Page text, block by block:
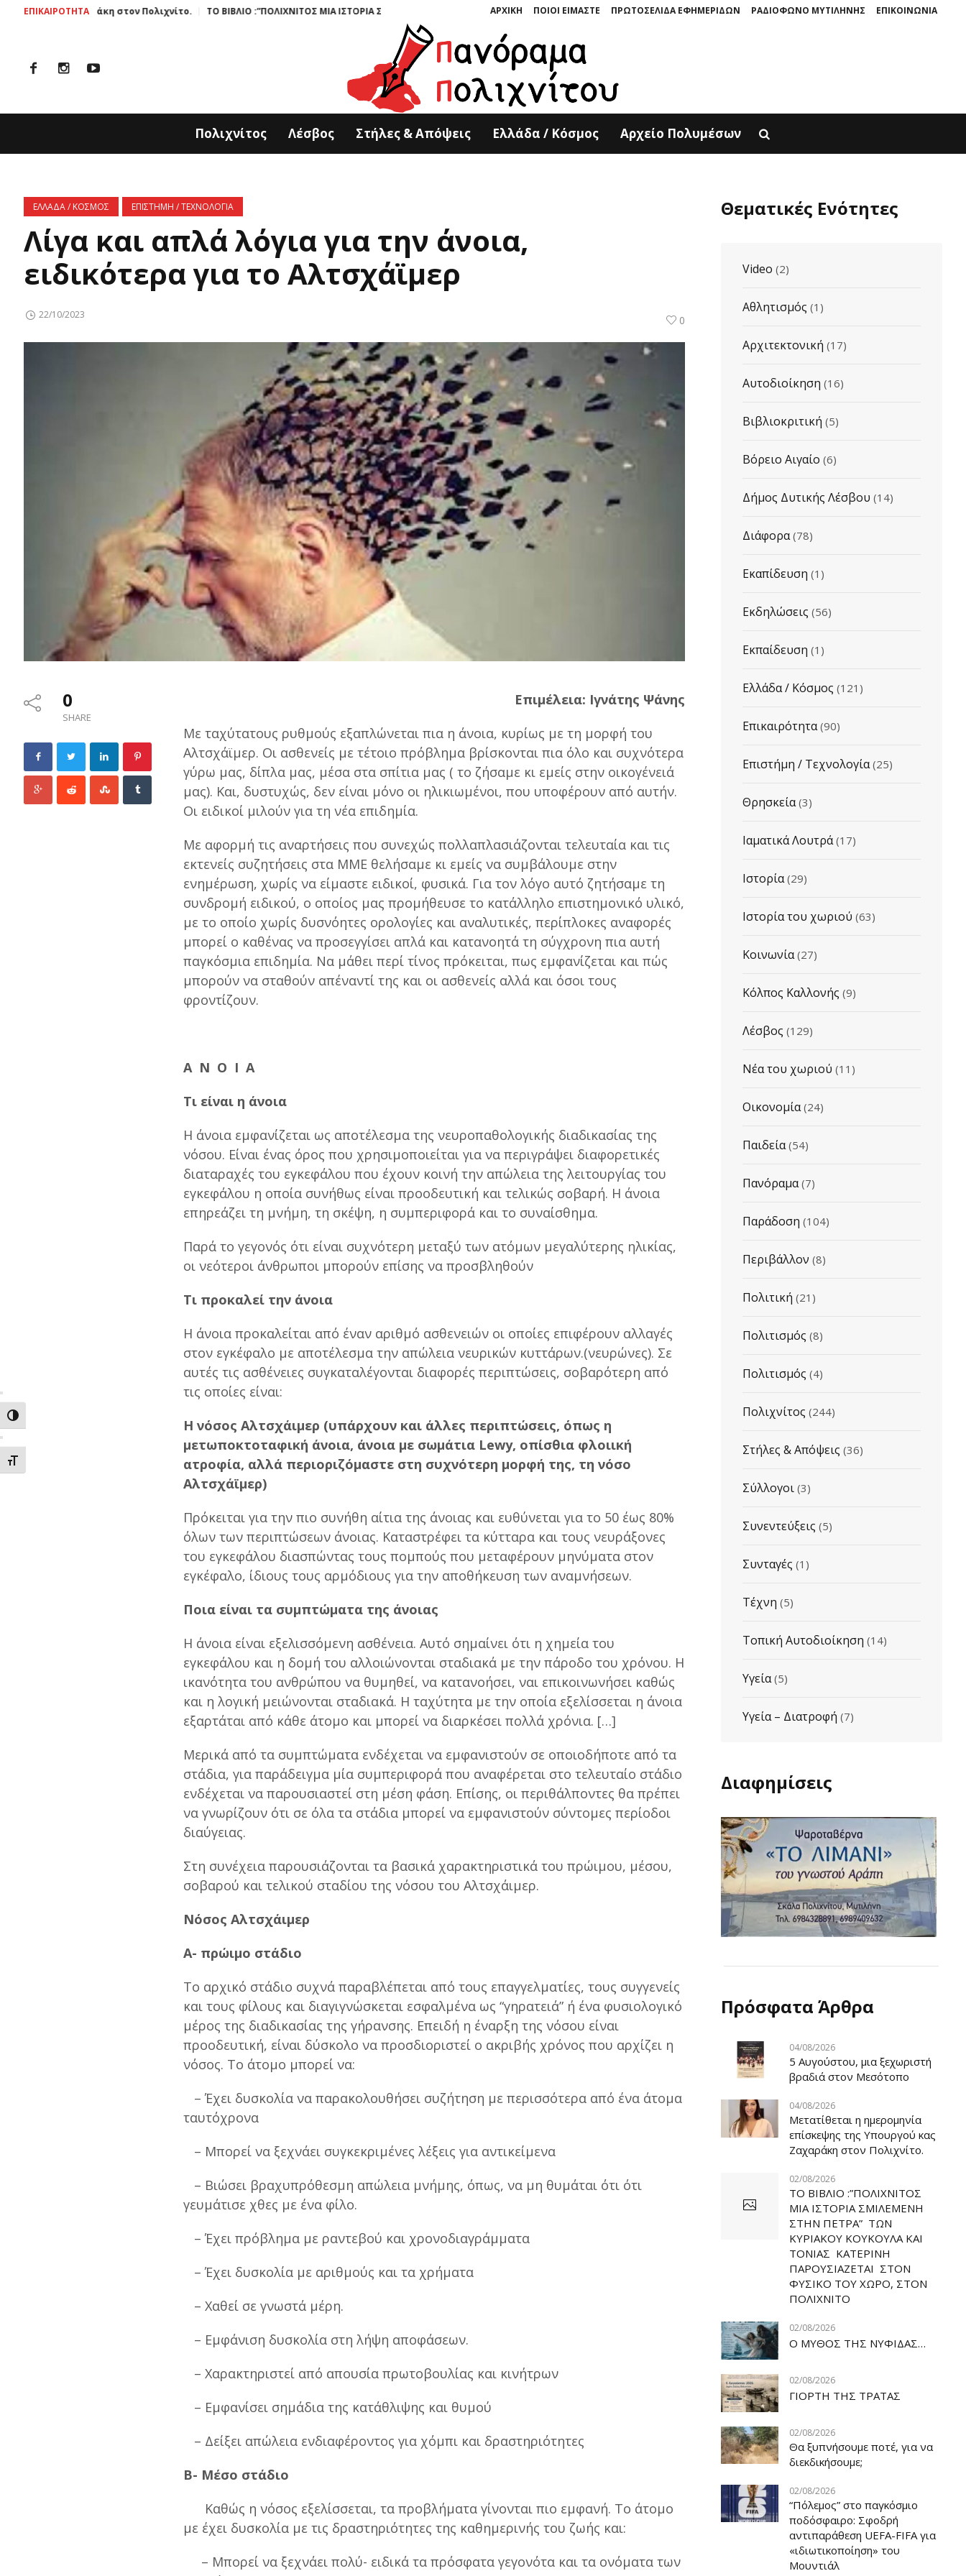
ΕΝΑΛΛΑΓΗ ΥΨΗΛΗΣ ΑΝΤΙΘΕΣΗΣ
ΕΝΑΛΛΑΓΗ ΜΕΓΕΘΟΥΣ ΓΡΑΜΜΑΤΩΝ
ΑΡΧΙΚΗ ΠΟΙΟΙ ΕΙΜΑΣΤΕ ΠΡΩΤΟΣΕΛΙΔΑ ΕΦΗΜΕΡΙΔΩΝ ΡΑΔΙΟΦΩΝΟ ΜΥΤΙΛΗΝΗΣ ΕΠΙΚΟΙΝΩΝΙΑ
ΕΠΙΚΑΙΡΟΤΗΤΑ
Ζαχαράκη στον Πολιχνίτο. ΤΟ ΒΙΒΛΙΟ :”ΠΟΛΙΧΝΙΤΟΣ ΜΙΑ ΙΣΤΟΡΙΑ ΣΜΙΛΕΜΕΝΗ ΣΤΗΝ ΠΕΤΡΑ” ΤΩΝ ΚΥΡΙΑΚΟΥ ΚΟΥΚΟΥΛΑ ΚΑΙ ΤΟΝΙΑΣ ΚΑΤΕΡΙΝΗ ΠΑΡΟΥΣΙΑΖΕΤΑΙ ΣΤΟΝ ΦΥΣΙΚΟ ΤOY ΧΩΡΟ, ΣΤΟΝ ΠΟΛΙΧΝΙΤΟ
Πολιχνίτος Λέσβος Στήλες & Απόψεις Ελλάδα / Κόσμος Αρχείο Πολυμέσων
ΕΛΛΑΔΑ / ΚΟΣΜΟΣ ΕΠΙΣΤΗΜΗ / ΤΕΧΝΟΛΟΓΙΑ
Λίγα και απλά λόγια για την άνοια,
ειδικότερα για το Αλτσχάϊμερ
0
22/10/2023
0
SHARE
Επιμέλεια: Ιγνάτης Ψάνης
Με ταχύτατους ρυθμούς εξαπλώνεται πια η άνοια, κυρίως με τη μορφή του
Αλτσχάϊμερ. Οι ασθενείς με τέτοιο πρόβλημα βρίσκονται πια όλο και συχνότερα
γύρω μας, δίπλα μας, μέσα στα σπίτια μας ( το ζήσαμε κι εμείς στην οικογένειά
μας). Και, δυστυχώς, δεν είναι μόνο οι ηλικιωμένοι, που υποφέρουν από αυτήν.
Οι ειδικοί μιλούν για τη νέα επιδημία.
Με αφορμή τις αναρτήσεις που συνεχώς πολλαπλασιάζονται τελευταία και τις
εκτενείς συζητήσεις στα ΜΜΕ θελήσαμε κι εμείς να συμβάλουμε στην
ενημέρωση, χωρίς να είμαστε ειδικοί, φυσικά. Για τον λόγο αυτό ζητήσαμε τη
συνδρομή ειδικού, ο οποίος μας προμήθευσε το κατάλληλο επιστημονικό υλικό,
με το οποίο χωρίς δυσνόητες ορολογίες και αναλυτικές, περίπλοκες αναφορές
μπορεί ο καθένας να προσεγγίσει απλά και κατανοητά τη σύγχρονη πια αυτή
παγκόσμια επιδημία. Να μάθει περί τίνος πρόκειται, πως εμφανίζεται και πώς
μπορούν να σταθούν απέναντί της και οι ασθενείς αλλά και όσοι τους
φροντίζουν.
Α Ν Ο Ι Α
Τι είναι η άνοια
Η άνοια εμφανίζεται ως αποτέλεσμα της νευροπαθολογικής διαδικασίας της
νόσου. Είναι ένας όρος που χρησιμοποιείται για να περιγράψει διαφορετικές
διαταραχές του εγκεφάλου που έχουν κοινή την απώλεια της λειτουργίας του
εγκεφάλου η οποία συνήθως είναι προοδευτική και τελικώς σοβαρή. Η άνοια
επηρεάζει τη μνήμη, τη σκέψη, η συμπεριφορά και το συναίσθημα.
Παρά το γεγονός ότι είναι συχνότερη μεταξύ των ατόμων μεγαλύτερης ηλικίας,
οι νεότεροι άνθρωποι μπορούν επίσης να προσβληθούν
Τι προκαλεί την άνοια
Η άνοια προκαλείται από έναν αριθμό ασθενειών οι οποίες επιφέρουν αλλαγές
στον εγκέφαλο με αποτέλεσμα την απώλεια νευρικών κυττάρων.(νευρώνες). Σε
αυτές τις ασθένειες συγκαταλέγονται διαφορές περιπτώσεις, σοβαρότερη από
τις οποίες είναι:
Η νόσος Αλτσχάιμερ (υπάρχουν και άλλες περιπτώσεις, όπως η
μετωποκτοταφική άνοια, άνοια με σωμάτια Lewy, οπίσθια φλοιική
ατροφία, αλλά περιοριζόμαστε στη συχνότερη μορφή της, τη νόσο
Αλτσχάϊμερ)
Πρόκειται για την πιο συνήθη αίτια της άνοιας και ευθύνεται για το 50 έως 80%
όλων των περιπτώσεων άνοιας. Καταστρέφει τα κύτταρα και τους νευράξονες
του εγκεφάλου διασπώντας τους πομπούς που μεταφέρουν μηνύματα στον
εγκέφαλο, ίδιους τους αρμόδιους για την αποθήκευση των αναμνήσεων.
Ποια είναι τα συμπτώματα της άνοιας
Η άνοια είναι εξελισσόμενη ασθένεια. Αυτό σημαίνει ότι η χημεία του
εγκεφάλου και η δομή του αλλοιώνονται σταδιακά με την πάροδο του χρόνου. Η
ικανότητα του ανθρώπου να θυμηθεί, να κατανοήσει, ναι επικοινωνήσει καθώς
και η λογική μειώνονται σταδιακά. Η ταχύτητα με την οποία εξελίσσεται η άνοια
εξαρτάται από κάθε άτομο και μπορεί να διαρκέσει πολλά χρόνια. […]
Μερικά από τα συμπτώματα ενδέχεται να εμφανιστούν σε οποιοδήποτε από τα
στάδια, για παράδειγμα μία συμπεριφορά που αναφέρεται στο τελευταίο στάδιο
ενδέχεται να παρουσιαστεί στη μέση φάση. Επίσης, οι περιθάλποντες θα πρέπει
να γνωρίζουν ότι σε όλα τα στάδια μπορεί να εμφανιστούν σύντομες περίοδοι
διαύγειας.
Στη συνέχεια παρουσιάζονται τα βασικά χαρακτηριστικά του πρώιμου, μέσου,
σοβαρού και τελικού σταδίου της νόσου του Αλτσχάιμερ.
Νόσος Αλτσχάιμερ
Α- πρώιμο στάδιο
Το αρχικό στάδιο συχνά παραβλέπεται από τους επαγγελματίες, τους συγγενείς
και τους φίλους και διαγιγνώσκεται εσφαλμένα ως “γηρατειά” ή ένα φυσιολογικό
μέρος της διαδικασίας της γήρανσης. Επειδή η έναρξη της νόσου είναι
προοδευτική, είναι δύσκολο να προσδιοριστεί ο ακριβής χρόνος που αρχίζει η
νόσος. Το άτομο μπορεί να:
– Έχει δυσκολία να παρακολουθήσει συζήτηση με περισσότερα από ένα άτομα
ταυτόχρονα
– Μπορεί να ξεχνάει συγκεκριμένες λέξεις για αντικείμενα
– Βιώσει βραχυπρόθεσμη απώλεια μνήμης, όπως, να μη θυμάται ότι ότι
γευμάτισε χθες με ένα φίλο.
– Έχει πρόβλημα με ραντεβού και χρονοδιαγράμματα
– Έχει δυσκολία με αριθμούς και τα χρήματα
– Χαθεί σε γνωστά μέρη.
– Εμφάνιση δυσκολία στη λήψη αποφάσεων.
– Χαρακτηριστεί από απουσία πρωτοβουλίας και κινήτρων
– Εμφανίσει σημάδια της κατάθλιψης και θυμού
– Δείξει απώλεια ενδιαφέροντος για χόμπι και δραστηριότητες
Β- Μέσο στάδιο
Καθώς η νόσος εξελίσσεται, τα προβλήματα γίνονται πιο εμφανή. Το άτομο
με έχει δυσκολία με τις δραστηριότητες της καθημερινής του ζωής και:
– Μπορεί να ξεχνάει πολύ- ειδικά τα πρόσφατα γεγονότα και τα ονόματα των
Θεματικές Ενότητες
Video (2)
Αθλητισμός (1)
Αρχιτεκτονική (17)
Αυτοδιοίκηση (16)
Βιβλιοκριτική (5)
Βόρειο Αιγαίο (6)
Δήμος Δυτικής Λέσβου (14)
Διάφορα(78)
Εκαπίδευση (1)
Εκδηλώσεις (56)
Εκπαίδευση (1)
Ελλάδα / Κόσμος (121)
Επικαιρότητα(90)
Επιστήμη / Τεχνολογία(25)
Θρησκεία(3)
Ιαματικά Λουτρά(17)
Ιστορία(29)
Ιστορία του χωριού (63)
Κοινωνία(27)
Κόλπος Καλλονής (9)
Λέσβος (129)
Νέα του χωριού (11)
Οικονομία(24)
Παιδεία(54)
Πανόραμα(7)
Παράδοση (104)
Περιβάλλον (8)
Πολιτική (21)
Πολιτισμός (8)
Πολιτισμός (4)
Πολιχνίτος (244)
Στήλες & Απόψεις (36)
Σύλλογοι(3)
Συνεντεύξεις (5)
Συνταγές (1)
Τέχνη (5)
Τοπική Αυτοδιοίκηση (14)
Υγεία(5)
Υγεία – Διατροφή (7)
Διαφημίσεις
Πρόσφατα Άρθρα
04/08/2026
5 Αυγούστου, μια ξεχωριστή
βραδιά στον Μεσότοπο
04/08/2026
Μετατίθεται η ημερομηνία
επίσκεψης της Υπουργού κας
Ζαχαράκη στον Πολιχνίτο.
02/08/2026
ΤΟ ΒΙΒΛΙΟ :”ΠΟΛΙΧΝΙΤΟΣ
ΜΙΑ ΙΣΤΟΡΙΑ ΣΜΙΛΕΜΕΝΗ
ΣΤΗΝ ΠΕΤΡΑ” ΤΩΝ
ΚΥΡΙΑΚΟΥ ΚΟΥΚΟΥΛΑ ΚΑΙ
ΤΟΝΙΑΣ ΚΑΤΕΡΙΝΗ
ΠΑΡΟΥΣΙΑΖΕΤΑΙ ΣΤΟΝ
ΦΥΣΙΚΟ ΤOY ΧΩΡΟ, ΣΤΟΝ
ΠΟΛΙΧΝΙΤΟ
02/08/2026
Ο ΜΥΘΟΣ ΤΗΣ ΝΥΦΙΔΑΣ…
02/08/2026
ΓΙΟΡΤΗ ΤΗΣ ΤΡΑΤΑΣ
02/08/2026
Θα ξυπνήσουμε ποτέ, για να
διεκδικήσουμε;
02/08/2026
“Πόλεμος” στο παγκόσμιο
ποδόσφαιρο: Σφοδρή
αντιπαράθεση UEFA-FIFA για
«ιδιωτικοποίηση» του
Μουντιάλ